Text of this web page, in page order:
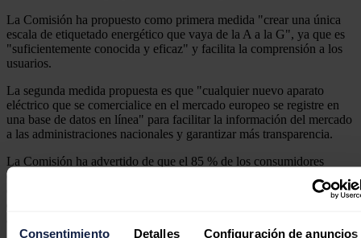
Consentimiento Detalles Configuración de anuncios
La Comisión ha propuesto como primera medida "crear una única
escala de etiquetado energético que vaya de la A a la G", ya que es
"suficientemente conocida y eficaz" y facilita la comprensión a los
usuarios.
La segunda medida propuesta es que "cualquier nuevo aparato
eléctrico que se comercialice en el mercado europeo se registre en
una base de datos en línea" para facilitar la información del mercado
a las administraciones nacionales y garantizar más transparencia.
La Comisión ha advertido de que el 85 % de los consumidores
europeos se fijan en el etiquetado energético en el momento de
comprar un aparato eléctrico, pero "un resultado tan positivo hace